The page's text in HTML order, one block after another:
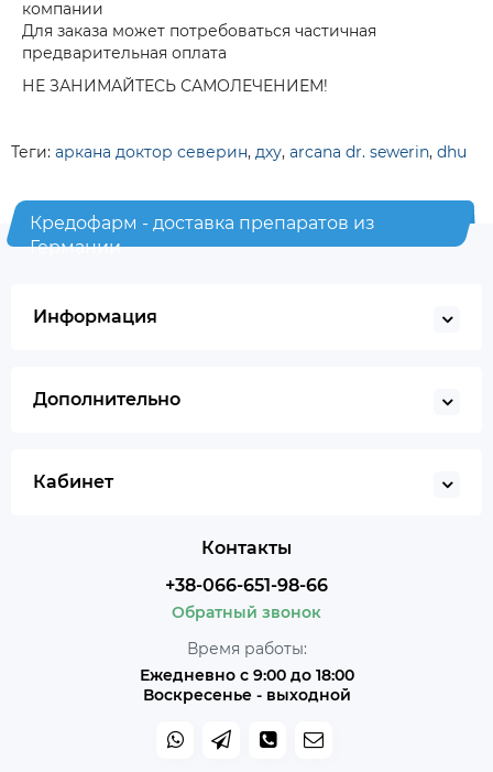
компании
Для заказа может потребоваться частичная
предварительная оплата
НЕ ЗАНИМАЙТЕСЬ САМОЛЕЧЕНИЕМ!
Теги: аркана доктор северин, дху, arcana dr. sewerin, dhu
Кредофарм - доставка препаратов из
Германии
Информация
Дополнительно
Кабинет
Контакты
+38-066-651-98-66
Обратный звонок
Время работы:
Ежедневно с 9:00 до 18:00
Воскресенье - выходной